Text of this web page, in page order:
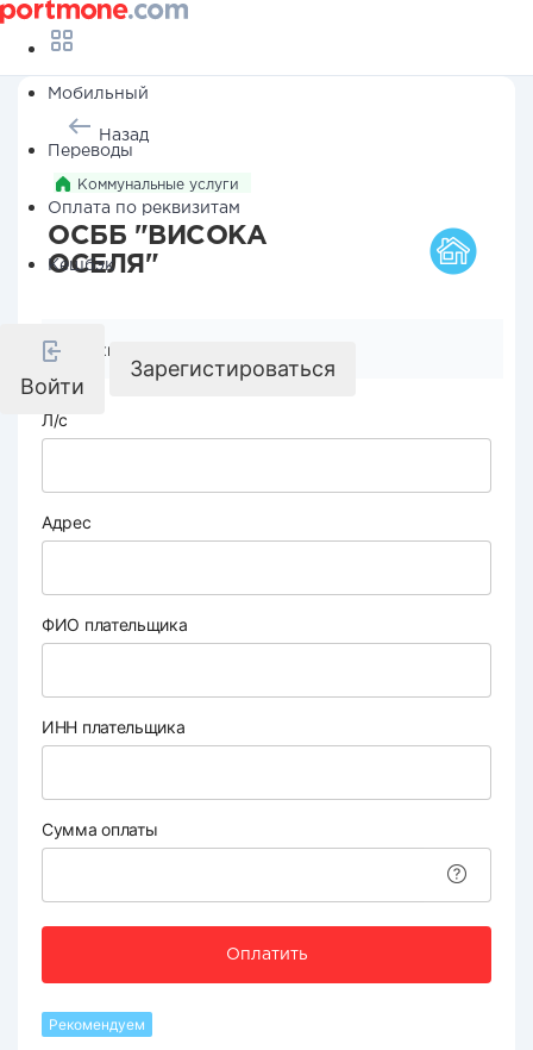
Мобильный
Переводы
Оплата по реквизитам
Кешбэк
Войти
Зарегистироваться
Назад
Коммунальные услуги
ОСББ "ВИСОКА
ОСЕЛЯ"
Реквизиты компании
Л/с
Адрес
ФИО плательщика
ИНН плательщика
Сумма оплаты
Оплатить
Рекомендуем